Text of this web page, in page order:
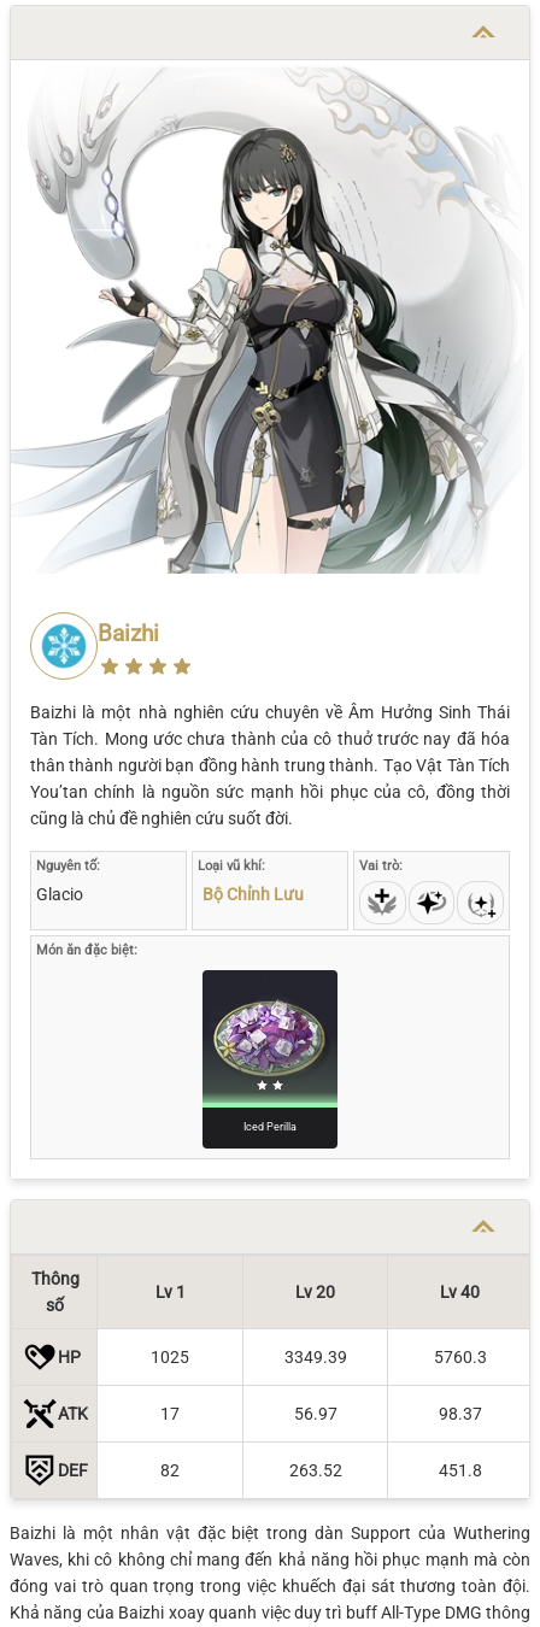
Baizhi
Baizhi là một nhà nghiên cứu chuyên về Âm Hưởng Sinh Thái
Tàn Tích. Mong ước chưa thành của cô thuở trước nay đã hóa
thân thành người bạn đồng hành trung thành. Tạo Vật Tàn Tích
You’tan chính là nguồn sức mạnh hồi phục của cô, đồng thời
cũng là chủ đề nghiên cứu suốt đời.
Nguyên tố:
Glacio
Loại vũ khí:
Bộ Chỉnh Lưu
Vai trò:
Món ăn đặc biệt:
Iced Perilla
Thông
số
Lv 1 Lv 20 Lv 40
HP 1025 3349.39 5760.3
ATK 17 56.97 98.37
DEF 82 263.52 451.8
Baizhi là một nhân vật đặc biệt trong dàn Support của Wuthering
Waves, khi cô không chỉ mang đến khả năng hồi phục mạnh mà còn
đóng vai trò quan trọng trong việc khuếch đại sát thương toàn đội.
Khả năng của Baizhi xoay quanh việc duy trì buff All-Type DMG thông